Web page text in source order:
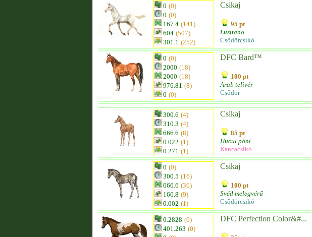
0 (0)
0 (0)
167.4 (141)
604 (507)
301.1 (252)
Csikaj
95 pt
Lusitano
Csődörcsikó
0 (0)
2000 (18)
2000 (18)
976.81 (8)
0 (0)
DFC Bard™
100 pt
Arab telivér
Csődör
300.6 (4)
310.3 (4)
666.6 (8)
0.022 (1)
0.271 (1)
Csikaj
85 pt
Hucul póni
Kancacsikó
0 (0)
300.5 (16)
666.6 (36)
166.8 (9)
0.002 (1)
Csikaj
100 pt
Svéd melegvérű
Csődörcsikó
0.2828 (0)
401.263 (0)
DFC Perfection Color&#...